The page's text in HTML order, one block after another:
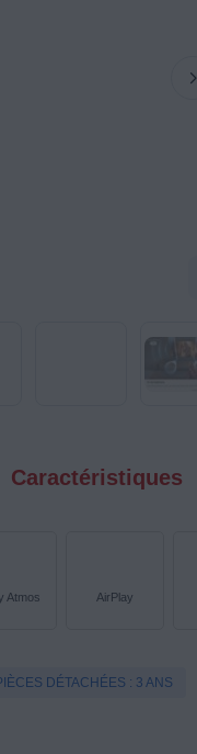
Caractéristiques
Atmos AirPlay
DÉTACHÉES : 3 ANS